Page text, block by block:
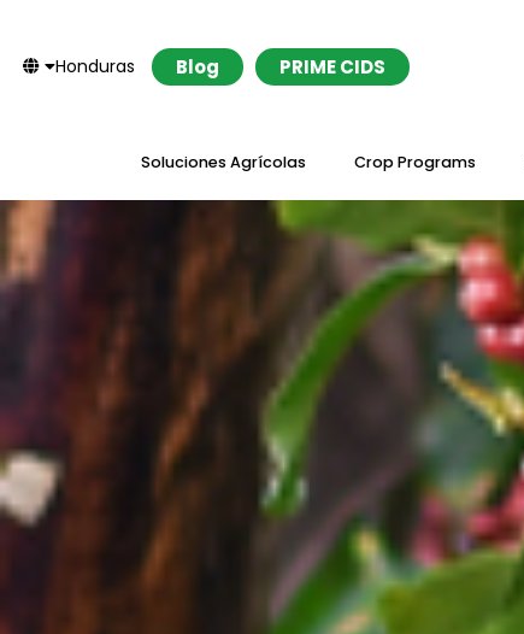
Honduras Blog PRIME CIDS
Soluciones Agrícolas Crop Programs